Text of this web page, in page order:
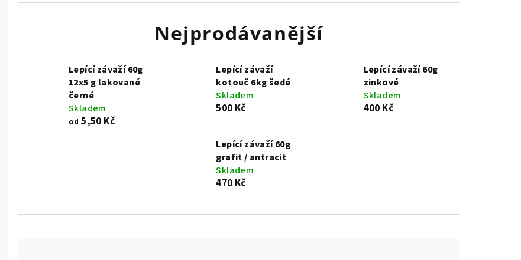
Nejprodávanější
Lepící závaží 60g
12x5 g lakované
černé
Skladem
od 5,50 Kč
Lepící závaží
kotouč 6kg šedé
Skladem
500 Kč
Lepící závaží 60g
zinkové
Skladem
400 Kč
Lepící závaží 60g
grafit / antracit
Skladem
470 Kč